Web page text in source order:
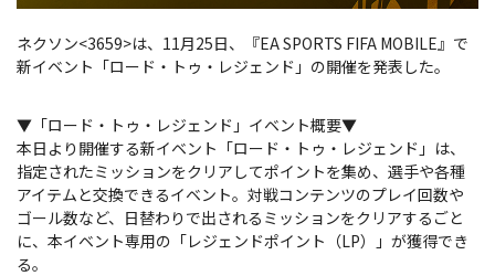
ネクソン<3659>は、11月25日、『EA SPORTS FIFA MOBILE』で
新イベント「ロード・トゥ・レジェンド」の開催を発表した。
▼「ロード・トゥ・レジェンド」イベント概要▼
本日より開催する新イベント「ロード・トゥ・レジェンド」は、
指定されたミッションをクリアしてポイントを集め、選手や各種
アイテムと交換できるイベント。対戦コンテンツのプレイ回数や
ゴール数など、日替わりで出されるミッションをクリアするごと
に、本イベント専用の「レジェンドポイント（LP）」が獲得でき
る。